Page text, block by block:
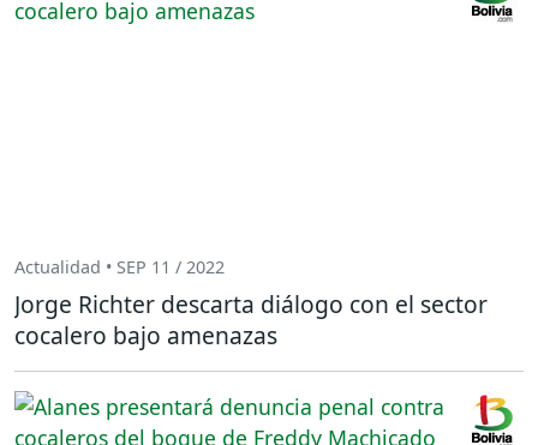
Actualidad • SEP 11 / 2022
Jorge Richter descarta diálogo con el sector
cocalero bajo amenazas